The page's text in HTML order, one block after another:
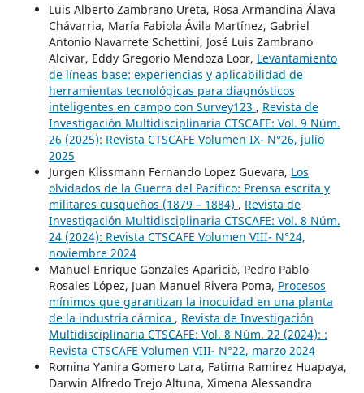
Luis Alberto Zambrano Ureta, Rosa Armandina Álava
Chávarria, María Fabiola Ávila Martínez, Gabriel
Antonio Navarrete Schettini, José Luis Zambrano
Alcívar, Eddy Gregorio Mendoza Loor, Levantamiento
de líneas base: experiencias y aplicabilidad de
herramientas tecnológicas para diagnósticos
inteligentes en campo con Survey123 , Revista de
Investigación Multidisciplinaria CTSCAFE: Vol. 9 Núm.
26 (2025): Revista CTSCAFE Volumen IX- N°26, julio
2025
Jurgen Klissmann Fernando Lopez Guevara, Los
olvidados de la Guerra del Pacífico: Prensa escrita y
militares cusqueños (1879 – 1884) , Revista de
Investigación Multidisciplinaria CTSCAFE: Vol. 8 Núm.
24 (2024): Revista CTSCAFE Volumen VIII- N°24,
noviembre 2024
Manuel Enrique Gonzales Aparicio, Pedro Pablo
Rosales López, Juan Manuel Rivera Poma, Procesos
mínimos que garantizan la inocuidad en una planta
de la industria cárnica , Revista de Investigación
Multidisciplinaria CTSCAFE: Vol. 8 Núm. 22 (2024): :
Revista CTSCAFE Volumen VIII- N°22, marzo 2024
Romina Yanira Gomero Lara, Fatima Ramirez Huapaya,
Darwin Alfredo Trejo Altuna, Ximena Alessandra